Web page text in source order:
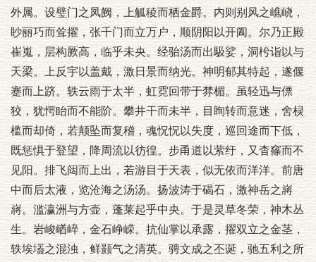
外属。设璧门之凤阙，上觚稜而栖金爵。内则别风之嶕峣，
眇丽巧而耸擢，张千门而立万户，顺阴阳以开阖。尔乃正殿
崔嵬，层构厥高，临乎未央。经骀汤而出馺娑，洞枍诣以与
天梁。上反宇以盖戴，激日景而纳光。神明郁其特起，遂偃
蹇而上跻。轶云雨于太半，虹霓回带于棼楣。虽轻迅与僄
狡，犹愕眙而不能阶。攀井干而未半，目眴转而意迷，舍棂
槛而却倚，若颠坠而复稽，魂怳怳以失度，巡回途而下低，
既惩惧于登望，降周流以彷徨。步甬道以萦纡，又杳窱而不
见阳。排飞闼而上出，若游目于天表，似无依而洋洋。前唐
中而后太液，览沧海之汤汤。扬波涛于碣石，激神岳之嶈
嶈。滥瀛洲与方壶，蓬莱起乎中央。于是灵草冬荣，神木丛
生。岩峻崷崪，金石峥嵘。抗仙掌以承露，擢双立之金茎，
轶埃壒之混浊，鲜颢气之清英。骋文成之丕诞，驰五利之所